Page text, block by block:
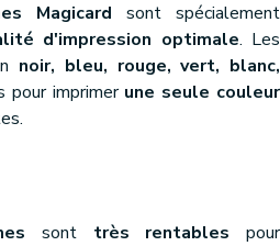
Magicard sont spécialement
d'impression optimale. Les
noir, bleu, rouge, vert, blanc,
pour imprimer une seule couleur
sont très rentables pour